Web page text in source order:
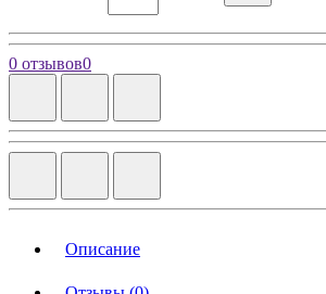
0 отзывов0
Описание